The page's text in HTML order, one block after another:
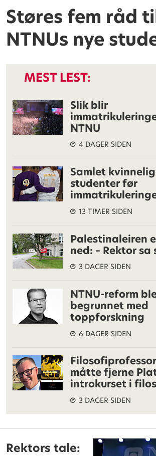
Støres fem råd
NTNUs nye
MEST LEST:
Slik blir
NTNU
4 DAGER SIDEN
Samlet
studenter før
13 TIMER SIDEN
Palestinaleiren
ned: – Rektor sa
3 DAGER SIDEN
NTNU-reform
begrunnet med
toppforskning
6 DAGER SIDEN
måtte fjerne
introkurset i
3 DAGER SIDEN
Rektors tale: